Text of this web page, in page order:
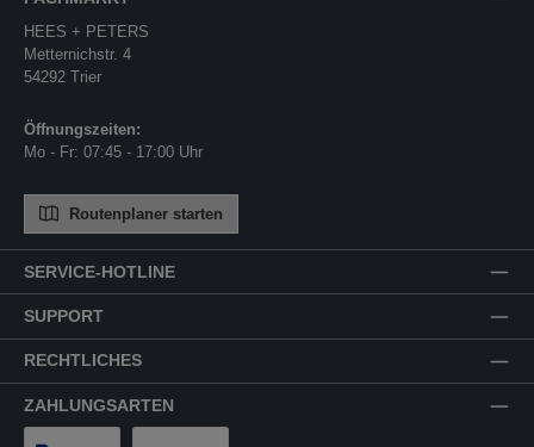
SERVICE-HOTLINE
SUPPORT
RECHTLICHES
ZAHLUNGSARTEN
HEES + PETERS
Metternichstr. 4
54292 Trier
Öffnungszeiten:
Mo - Fr: 07:45 - 17:00 Uhr
Routenplaner starten